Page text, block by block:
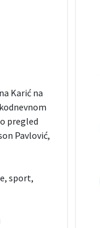
Karić na
pregled
Pavlović,
sport,